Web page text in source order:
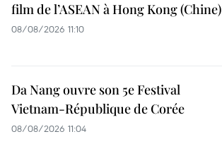
film de l’ASEAN à Hong Kong (Chine)
08/08/2026 11:10
Da Nang ouvre son 5e Festival
Vietnam-République de Corée
08/08/2026 11:04